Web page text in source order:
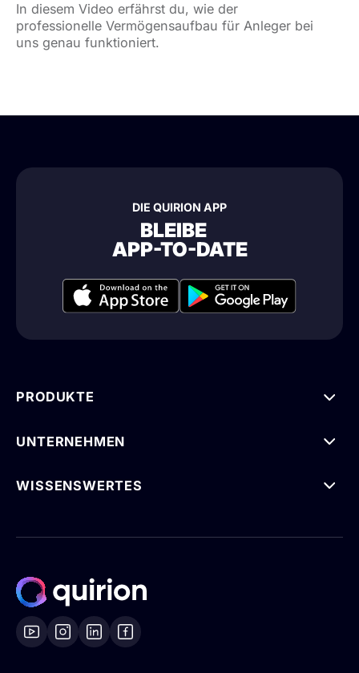
In diesem Video erfährst du, wie der
professionelle Vermögensaufbau für Anleger bei
uns genau funktioniert.
DIE QUIRION APP
BLEIBE
APP-TO-DATE
PRODUKTE
UNTERNEHMEN
WISSENSWERTES